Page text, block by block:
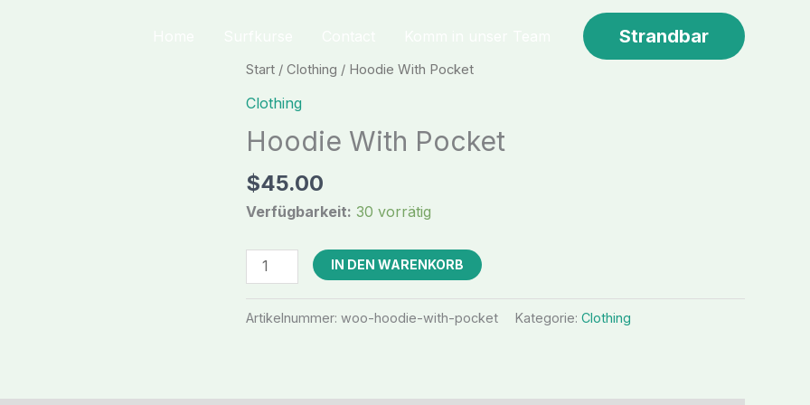
Strandbar
Start / Clothing / Hoodie With Pocket
Clothing
Hoodie With Pocket
$45.00
Verfügbarkeit: 30 vorrätig
Hoodie
With
Pocket
IN DEN WARENKORB
Artikelnummer: woo-hoodie-with-pocket Kategorie: Clothing